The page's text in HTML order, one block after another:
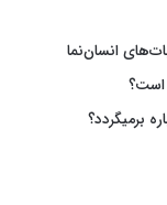
انسان‌نما
است؟
برمیگردد؟